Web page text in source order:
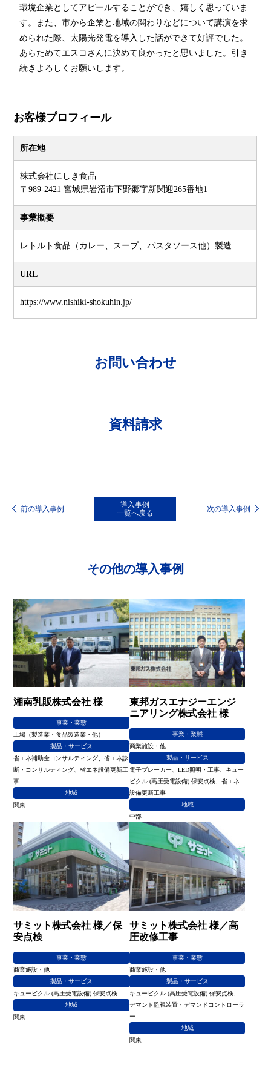
環境企業としてアピールすることができ、嬉しく思っていま
す。また、市から企業と地域の関わりなどについて講演を求
められた際、太陽光発電を導入した話ができて好評でした。
あらためてエスコさんに決めて良かったと思いました。引き
続きよろしくお願いします。
お客様プロフィール
所在地
株式会社にしき食品
〒989-2421 宮城県岩沼市下野郷字新関迎265番地1
事業概要
レトルト食品（カレー、スープ、パスタソース他）製造
URL
https://www.nishiki-shokuhin.jp/
お問い合わせ
資料請求
前の導入事例
導入事例
一覧へ戻る
次の導入事例
その他の導入事例
湘南乳販株式会社 様
事業・業態
工場（製造業・食品製造業・他）
製品・サービス
省エネ補助金コンサルティング、省エネ診
断・コンサルティング、省エネ設備更新工
事
地域
関東
東邦ガスエナジーエンジ
ニアリング株式会社 様
事業・業態
商業施設・他
製品・サービス
電子ブレーカー、LED照明・工事、キュー
ビクル (高圧受電設備) 保安点検、省エネ
設備更新工事
地域
中部
サミット株式会社 様／保
安点検
事業・業態
商業施設・他
製品・サービス
キュービクル (高圧受電設備) 保安点検
地域
関東
サミット株式会社 様／高
圧改修工事
事業・業態
商業施設・他
製品・サービス
キュービクル (高圧受電設備) 保安点検、
デマンド監視装置・デマンドコントローラ
ー
地域
関東